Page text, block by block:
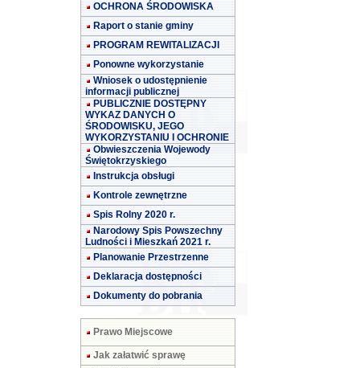
OCHRONA ŚRODOWISKA
Raport o stanie gminy
PROGRAM REWITALIZACJI
Ponowne wykorzystanie
Wniosek o udostępnienie
informacji publicznej
PUBLICZNIE DOSTĘPNY
WYKAZ DANYCH O
ŚRODOWISKU, JEGO
WYKORZYSTANIU I OCHRONIE
Obwieszczenia Wojewody
Świętokrzyskiego
Instrukcja obsługi
Kontrole zewnętrzne
Spis Rolny 2020 r.
Narodowy Spis Powszechny
Ludności i Mieszkań 2021 r.
Planowanie Przestrzenne
Deklaracja dostępności
Dokumenty do pobrania
Prawo Miejscowe
Jak załatwić sprawę